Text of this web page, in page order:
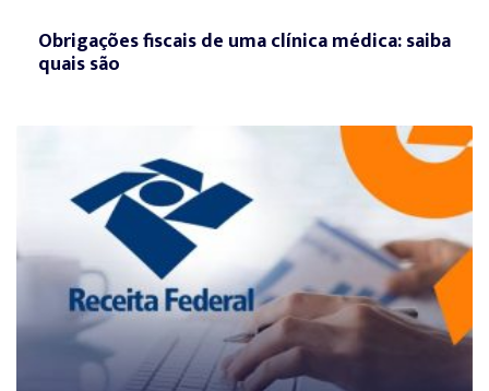
Obrigações fiscais de uma clínica médica: saiba
quais são